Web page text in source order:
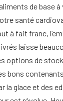
de base
santé
à fait franc,
laisse
options de
bons
la glace et des